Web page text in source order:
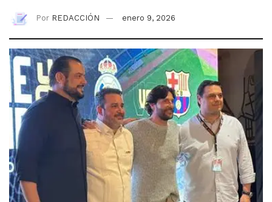
Por REDACCIÓN enero 9, 2026